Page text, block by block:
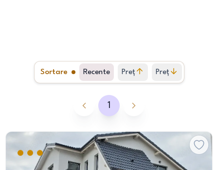
Sortare Recente Preț
crescător
Preț
descrescător
1